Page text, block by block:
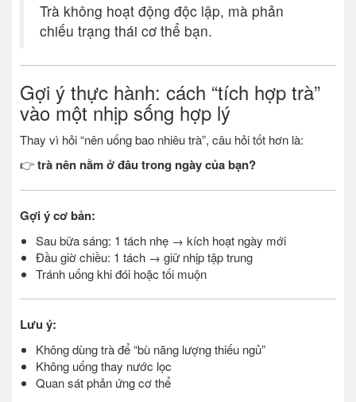
Trà không hoạt động độc lập, mà phản
chiếu trạng thái cơ thể bạn.
Gợi ý thực hành: cách “tích hợp trà”
vào một nhịp sống hợp lý
Thay vì hỏi “nên uống bao nhiêu trà”, câu hỏi tốt hơn là:
👉trà nên nằm ở đâu trong ngày của bạn?
Gợi ý cơ bản:
Sau bữa sáng: 1 tách nhẹ → kích hoạt ngày mới
Đầu giờ chiều: 1 tách → giữ nhịp tập trung
Tránh uống khi đói hoặc tối muộn
Lưu ý:
Không dùng trà để “bù năng lượng thiếu ngủ”
Không uống thay nước lọc
Quan sát phản ứng cơ thể